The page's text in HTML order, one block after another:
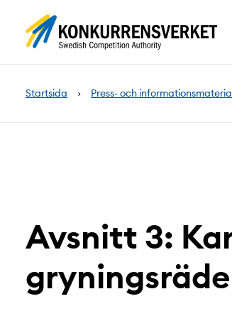
Startsida Press- och
Avsnitt 3: